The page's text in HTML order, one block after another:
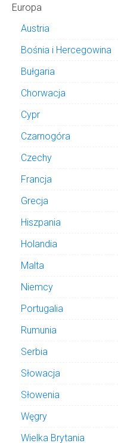
Europa
Austria
Bośnia i Hercegowina
Bułgaria
Chorwacja
Cypr
Czarnogóra
Czechy
Francja
Grecja
Hiszpania
Holandia
Malta
Niemcy
Portugalia
Rumunia
Serbia
Słowacja
Słowenia
Węgry
Wielka Brytania